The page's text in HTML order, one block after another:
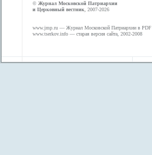
© Журнал Московской Патриархии
и Церковный вестник , 2007-2026
www.jmp.ru — Журнал Московской Патриархии в PDF
www.tserkov.info — старая версия сайта, 2002-2008